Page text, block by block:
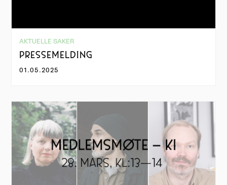
AKTUELLE SAKER
PRESSEMELDING
01.05.2025